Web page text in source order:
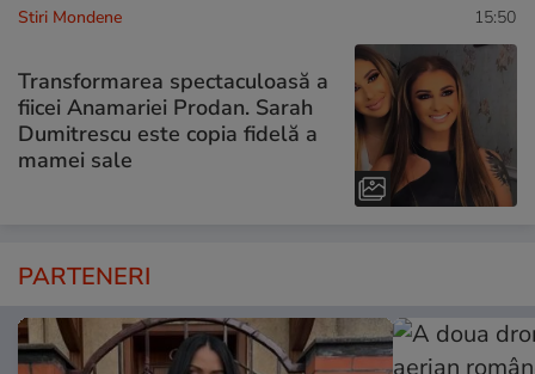
Stiri Mondene 15:50
Transformarea spectaculoasă a
fiicei Anamariei Prodan. Sarah
Dumitrescu este copia fidelă a
mamei sale
PARTENERI